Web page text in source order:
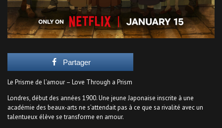
Partager
Le Prisme de l’amour – Love Through a Prism
Londres, début des années 1900. Une jeune Japonaise inscrite à une
académie des beaux-arts ne s’attendait pas à ce que sa rivalité avec un
talentueux élève se transforme en amour.